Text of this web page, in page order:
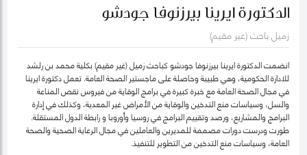
الدكتورة ايرينا بيرزنوفا جودشو
زميل باحث (غير مقيم)
انضمت الدكتورة ايرينا بيرزنوفا جودشو كباحث زميل (غير مقيم) بكلية محمد بن رلشد
للادارة الحكومية، وهي طبيبة وحاصلة على ماجستير الصحة العامة. تعمل دكتورة ايرينا
في مجال الصحة العامة مع خبرة كبيرة في برامج الوقاية من فيروس نقص المناعة
والسل، وسياسات منع التدخين والوقاية من الأمراض غير المعدية، وكذلك في إدارة
البرامج والمشاريع، ورصد وتقييم البرامج في روسيا وأوروبا و رابطة الدول المستقلة.
طورت ودرست دورات مصممة للمديرين والعاملين في مجال الرعاية الصحية والصحة
العامة، وسياسات منع التدخين من التطوير للتنفيذ.